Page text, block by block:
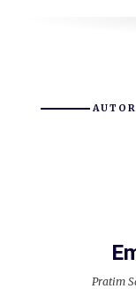
AUTOR
Pratim